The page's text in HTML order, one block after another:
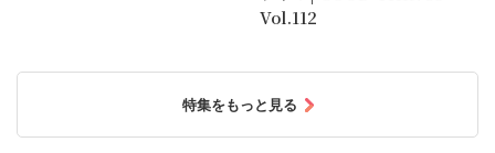
Vol.112
特集をもっと見る